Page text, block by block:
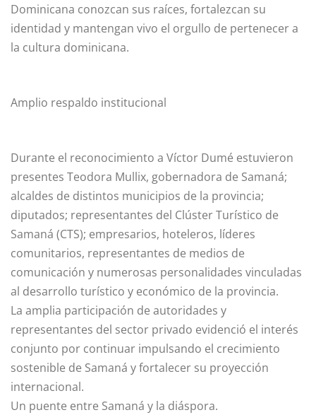
Dominicana conozcan sus raíces, fortalezcan su
identidad y mantengan vivo el orgullo de pertenecer a
la cultura dominicana.
Amplio respaldo institucional
Durante el reconocimiento a Víctor Dumé estuvieron
presentes Teodora Mullix, gobernadora de Samaná;
alcaldes de distintos municipios de la provincia;
diputados; representantes del Clúster Turístico de
Samaná (CTS); empresarios, hoteleros, líderes
comunitarios, representantes de medios de
comunicación y numerosas personalidades vinculadas
al desarrollo turístico y económico de la provincia.
La amplia participación de autoridades y
representantes del sector privado evidenció el interés
conjunto por continuar impulsando el crecimiento
sostenible de Samaná y fortalecer su proyección
internacional.
Un puente entre Samaná y la diáspora.